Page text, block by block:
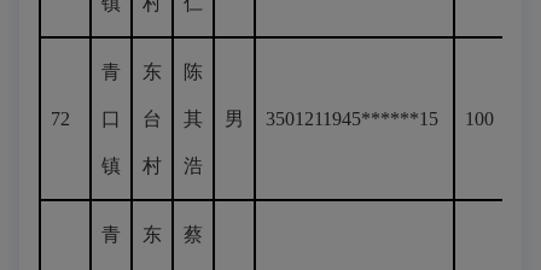
72
青
口
镇
东
台
村
陈
其
浩
男 3501211945******15 100
青 东 蔡